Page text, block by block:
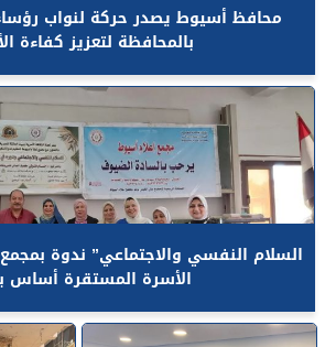
محافظ أسيوط يصدر حركة لنواب رؤساء
بالمحافظة لتعزيز كفاءة
السلام النفسي والاجتماعي” ندوة
الأسرة المستقرة أساس